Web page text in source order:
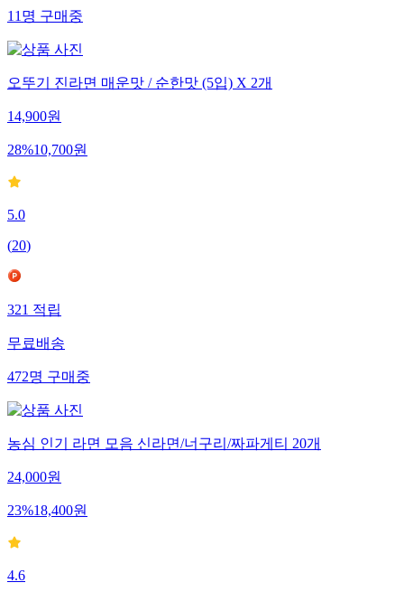
11명구매중
오뚜기 진라면 매운맛 / 순한맛 (5입) X 2개
14,900원
28%10,700원
5.0
(20)
321적립
무료배송
472명구매중
농심 인기 라면 모음 신라면/너구리/짜파게티 20개
24,000원
23%18,400원
4.6